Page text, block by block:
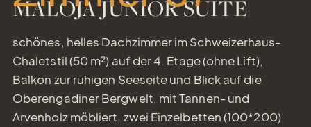
einfach Freude
verschenken
MALOJA JUNIOR SUITE
schönes, helles Dachzimmer im Schweizerhaus-
Chaletstil (50 m²) auf der 4. Etage (ohne Lift),
Balkon zur ruhigen Seeseite und Blick auf die
Oberengadiner Bergwelt, mit Tannen- und
Arvenholz möbliert, zwei Einzelbetten (100*200)